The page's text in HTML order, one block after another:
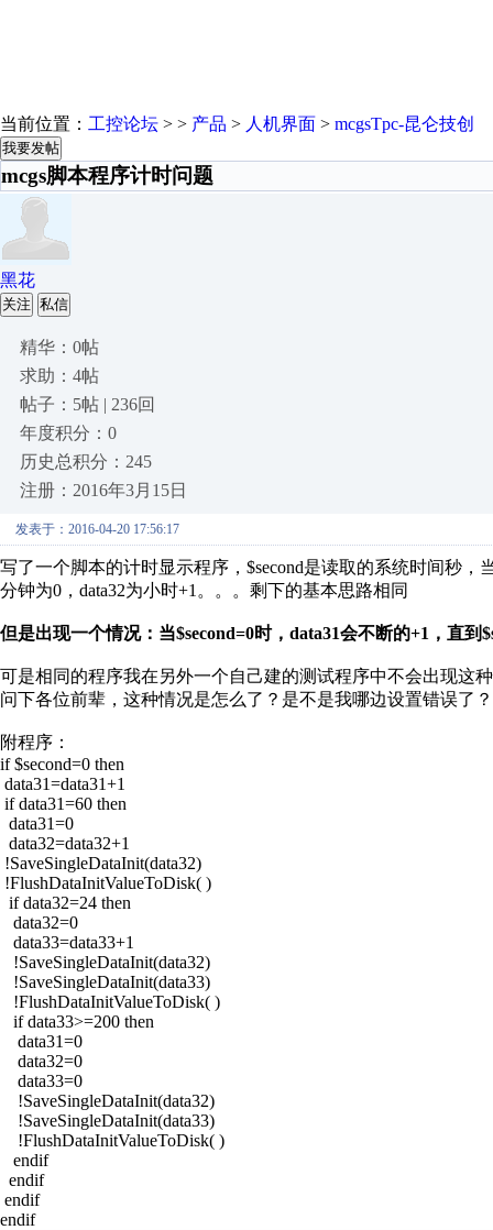
当前位置： 工控论坛 > > 产品 > 人机界面 > mcgsTpc-昆仑技创
我要发帖
mcgs脚本程序计时问题
黑花
关注 私信
精华：0帖
求助：4帖
帖子：5帖 | 236回
年度积分：0
历史总积分：245
注册：2016年3月15日
发表于：2016-04-20 17:56:17
写了一个脚本的计时显示程序，$second是读取的系统时间秒，
分钟为0，data32为小时+1。。。剩下的基本思路相同
但是出现一个情况：当$second=0时，data31会不断的+1，直到
可是相同的程序我在另外一个自己建的测试程序中不会出现这
问下各位前辈，这种情况是怎么了？是不是我哪边设置错误了
附程序：
if $second=0 then
data31=data31+1
if data31=60 then
data31=0
data32=data32+1
!SaveSingleDataInit(data32)
!FlushDataInitValueToDisk( )
if data32=24 then
data32=0
data33=data33+1
!SaveSingleDataInit(data32)
!SaveSingleDataInit(data33)
!FlushDataInitValueToDisk( )
if data33>=200 then
data31=0
data32=0
data33=0
!SaveSingleDataInit(data32)
!SaveSingleDataInit(data33)
!FlushDataInitValueToDisk( )
endif
endif
endif
endif